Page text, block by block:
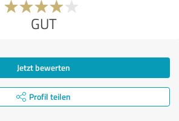
GUT
Jetzt bewerten
Profil teilen